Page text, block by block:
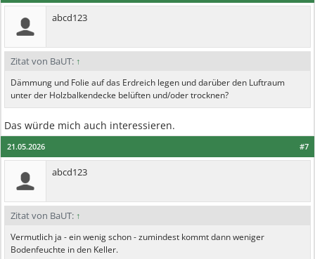
abcd123
Zitat von BaUT: ↑
Dämmung und Folie auf das Erdreich legen und darüber den Luftraum
unter der Holzbalkendecke belüften und/oder trocknen?
Das würde mich auch interessieren.
#7
21.05.2026
abcd123
Zitat von BaUT: ↑
Vermutlich ja - ein wenig schon - zumindest kommt dann weniger
Bodenfeuchte in den Keller.